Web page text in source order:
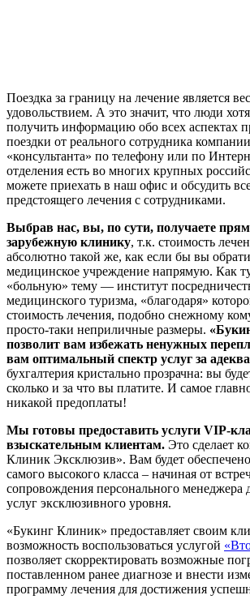
Поездка за границу на лечение является
удовольствием. А это значит, что люди
получить информацию обо всех аспектах
поездки от реального сотрудника
«консультанта» по телефону или по
отделения есть во многих крупных
можете приехать в наш офис и обсудить
предстоящего лечения с сотрудниками.
Выбрав нас, вы, по сути, получаете
зарубежную клинику, т.к. стоимость
абсолютно такой же, как если бы вы
медицинское учреждение напрямую. Как
«больную» тему — институт
медицинского туризма, «благодаря»
стоимость лечения, подобно снежному
просто-таки неприличные размеры.
позволит вам избежать ненужных
вам оптимальный спектр услуг за
бухгалтерия кристально прозрачна: вы
сколько и за что вы платите. И самое
никакой предоплаты!
Мы готовы предоставить услуги VIP-
взыскательным клиентам. Это сделает
Клиник Эксклюзив». Вам будет
самого высокого класса – начиная от
сопровождения персонального менеджера
услуг эксклюзивного уровня.
«Букинг Клиник» предоставляет своим
возможность воспользоваться услугой
позволяет скорректировать возможные
поставленном ранее диагнозе и внести
программу лечения для достижения